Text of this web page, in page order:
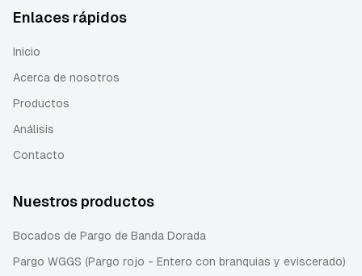
Enlaces rápidos
Inicio
Acerca de nosotros
Productos
Análisis
Contacto
Nuestros productos
Bocados de Pargo de Banda Dorada
Pargo WGGS (Pargo rojo - Entero con branquias y eviscerado)